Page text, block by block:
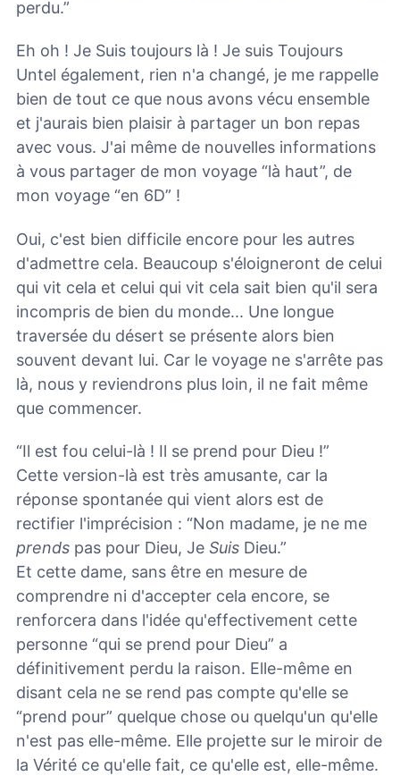
perdu.”
Eh oh ! Je Suis toujours là ! Je suis Toujours
Untel également, rien n'a changé, je me rappelle
bien de tout ce que nous avons vécu ensemble
et j'aurais bien plaisir à partager un bon repas
avec vous. J'ai même de nouvelles informations
à vous partager de mon voyage “là haut”, de
mon voyage “en 6D” !
Oui, c'est bien difficile encore pour les autres
d'admettre cela. Beaucoup s'éloigneront de celui
qui vit cela et celui qui vit cela sait bien qu'il sera
incompris de bien du monde... Une longue
traversée du désert se présente alors bien
souvent devant lui. Car le voyage ne s'arrête pas
là, nous y reviendrons plus loin, il ne fait même
que commencer.
“Il est fou celui-là ! Il se prend pour Dieu !”
Cette version-là est très amusante, car la
réponse spontanée qui vient alors est de
rectifier l'imprécision : “Non madame, je ne me
prends pas pour Dieu, Je Suis Dieu.”
Et cette dame, sans être en mesure de
comprendre ni d'accepter cela encore, se
renforcera dans l'idée qu'effectivement cette
personne “qui se prend pour Dieu” a
définitivement perdu la raison. Elle-même en
disant cela ne se rend pas compte qu'elle se
“prend pour” quelque chose ou quelqu'un qu'elle
n'est pas elle-même. Elle projette sur le miroir de
la Vérité ce qu'elle fait, ce qu'elle est, elle-même.